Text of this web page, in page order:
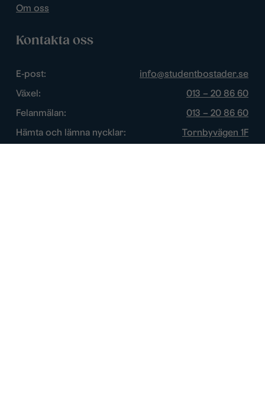
Om oss
Kontakta oss
E-post:
info@studentbostader.se
Växel:
013 – 20 86 60
Felanmälan:
013 – 20 86 60
Hämta och lämna nycklar:
Tornbyvägen 1F